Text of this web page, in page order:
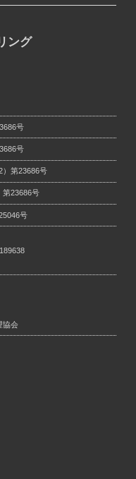
ング
号
号
）第23686号
第23686号
号
協会